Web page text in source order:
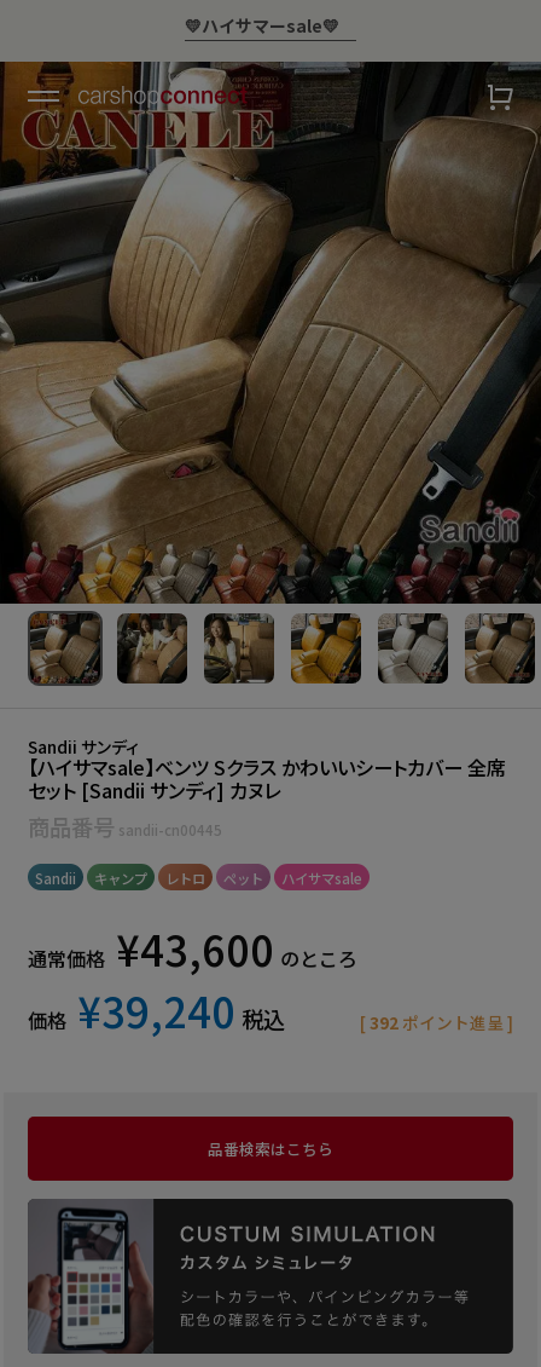
￥10,000以上ご購入で送料無料
Sandii サンディ
【ハイサマsale】ベンツ Sクラス かわいいシートカバー 全席
セット [Sandii サンディ] カヌレ
商品番号 sandii-cn00445
Sandii キャンプ レトロ ペット ハイサマsale
通常価格 ¥43,600 のところ
価格 ¥39,240 税込 [392 ポイント進呈 ]
品番検索はこちら